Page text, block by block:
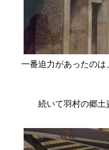
一番迫力があったの
続いて羽村の郷土